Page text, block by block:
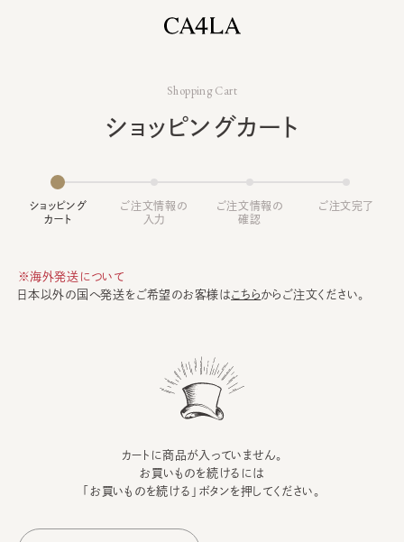
Shopping Cart
ショッピングカート
ショッピング
カート
ご注文情報の
入力
ご注文情報の
確認
ご注文完了
※海外発送について
日本以外の国へ発送をご希望のお客様はこちらからご注文ください。
カートに商品が入っていません。
お買いものを続けるには
「お買いものを続ける」ボタンを押してください。